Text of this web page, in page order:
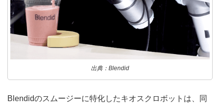
出典：Blendid
Blendidのスムージーに特化したキオスクロボットは、同